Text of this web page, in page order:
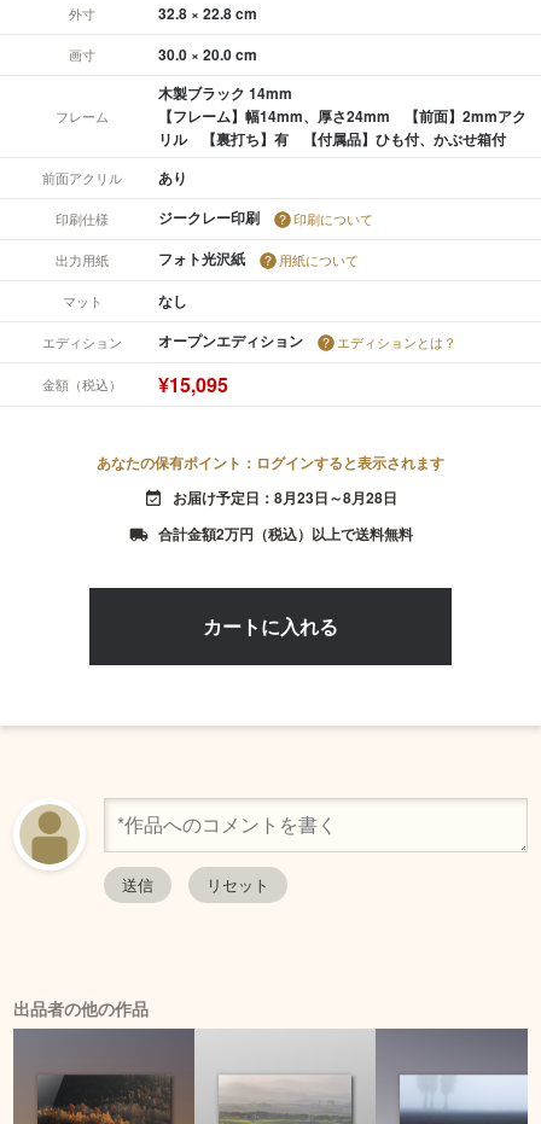
外寸 32.8 × 22.8 cm
画寸 30.0 × 20.0 cm
フレーム
木製ブラック 14mm
【フレーム】幅14mm、厚さ24mm 【前面】2mmアク
リル 【裏打ち】有 【付属品】ひも付、かぶせ箱付
前面アクリル あり
印刷仕様 ジークレー印刷 印刷について
出力用紙 フォト光沢紙 用紙について
マット なし
エディション オープンエディション エディションとは？
金額（税込） ¥15,095
あなたの保有ポイント：ログインすると表示されます
event_available お届け予定日：8月23日～8月28日
local_shipping 合計金額2万円（税込）以上で送料無料
出品者の他の作品